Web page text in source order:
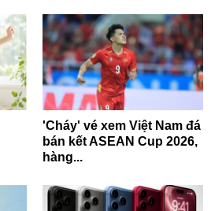
'Cháy' vé xem Việt Nam đá
bán kết ASEAN Cup 2026,
hàng...